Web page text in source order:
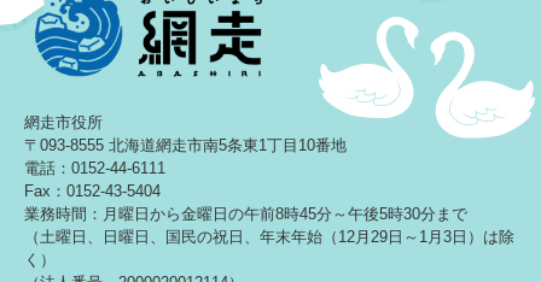
網走市役所
〒093-8555 北海道網走市南5条東1丁目10番地
電話：0152-44-6111
Fax：0152-43-5404
業務時間：月曜日から金曜日の午前8時45分～午後5時30分まで
（土曜日、日曜日、国民の祝日、年末年始（12月29日～1月3日）は除
く）